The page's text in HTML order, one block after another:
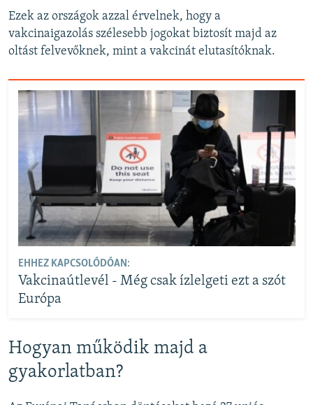
Ezek az országok azzal érvelnek, hogy a
vakcinaigazolás szélesebb jogokat biztosít majd az
oltást felvevőknek, mint a vakcinát elutasítóknak.
EHHEZ KAPCSOLÓDÓAN:
Vakcinaútlevél - Még csak ízlelgeti ezt a szót
Európa
Hogyan működik majd a
gyakorlatban?